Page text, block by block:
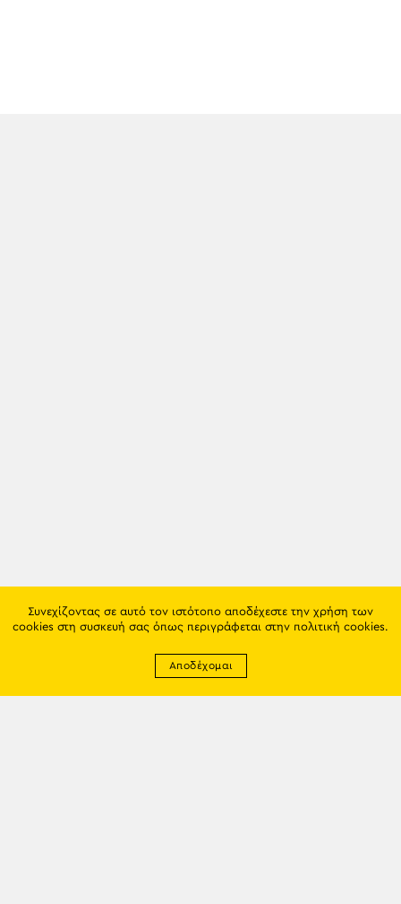
Συνεχίζοντας σε αυτό τον ιστότοπο αποδέχεστε την χρήση των
cookies στη συσκευή σας όπως περιγράφεται στην πολιτική cookies.
Αποδέχομαι